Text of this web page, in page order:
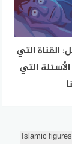
القناة التي
التي
Islamic figures